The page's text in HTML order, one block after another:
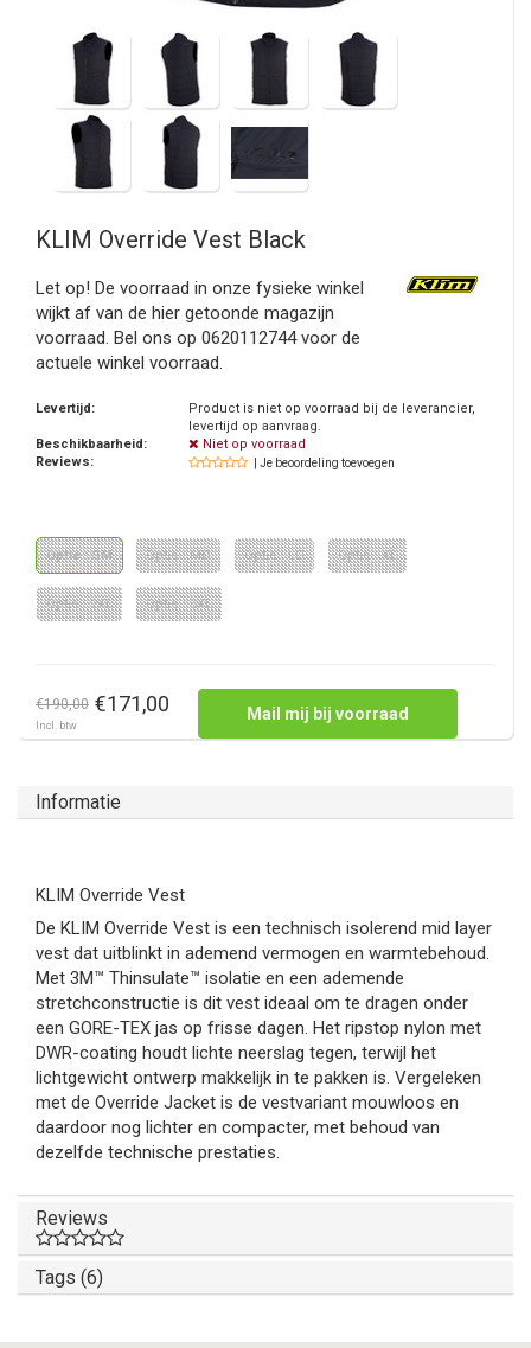
KLIM Override Vest Black
Let op! De voorraad in onze fysieke winkel
wijkt af van de hier getoonde magazijn
voorraad. Bel ons op 0620112744 voor de
actuele winkel voorraad.
Levertijd:
Product is niet op voorraad bij de leverancier,
levertijd op aanvraag.
Beschikbaarheid:
Niet op voorraad
Reviews:
| Je beoordeling toevoegen
Optie : SM Optie : MD Optie : LG Optie : XL
Optie : 2XL Optie : 3XL
€190,00 €171,00
Incl. btw
Mail mij bij voorraad
Informatie
KLIM Override Vest
De KLIM Override Vest is een technisch isolerend mid layer
vest dat uitblinkt in ademend vermogen en warmtebehoud.
Met 3M™ Thinsulate™ isolatie en een ademende
stretchconstructie is dit vest ideaal om te dragen onder
een GORE-TEX jas op frisse dagen. Het ripstop nylon met
DWR-coating houdt lichte neerslag tegen, terwijl het
lichtgewicht ontwerp makkelijk in te pakken is. Vergeleken
met de Override Jacket is de vestvariant mouwloos en
daardoor nog lichter en compacter, met behoud van
dezelfde technische prestaties.
Reviews
Tags (6)